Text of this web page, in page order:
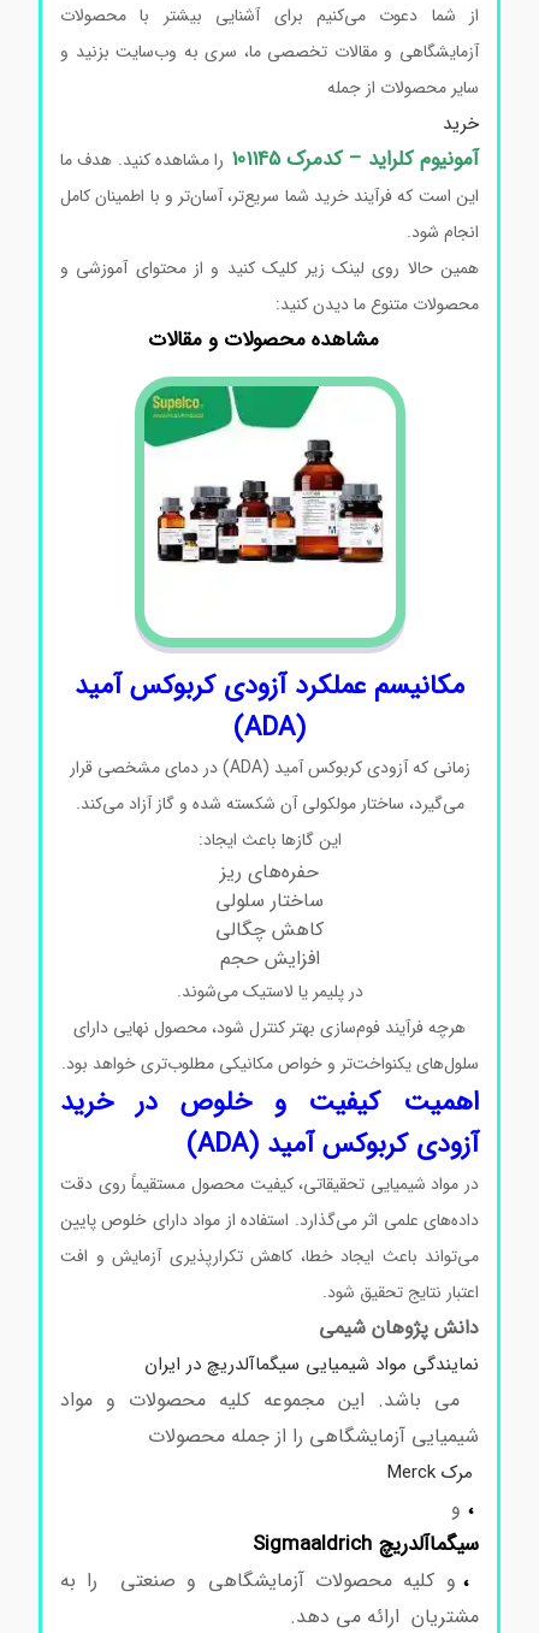
از شما دعوت می‌کنیم برای آشنایی بیشتر با محصولات
آزمایشگاهی و مقالات تخصصی ما، سری به وب‌سایت بزنید و
سایر محصولات از جمله
خرید
آمونیوم کلراید – کدمرک 101145
را مشاهده کنید. هدف ما
این است که فرآیند خرید شما سریع‌تر، آسان‌تر و با اطمینان کامل
انجام شود.
همین حالا روی لینک زیر کلیک کنید و از محتوای آموزشی و
محصولات متنوع ما دیدن کنید:
مشاهده محصولات و مقالات
مکانیسم عملکرد آزودی‌ کربوکس آمید
زمانی که آزودی‌ کربوکس آمید (ADA) در دمای مشخصی قرار
می‌گیرد، ساختار مولکولی آن شکسته شده و گاز آزاد می‌کند.
این گازها باعث ایجاد:
حفره‌های ریز
ساختار سلولی
کاهش چگالی
افزایش حجم
در پلیمر یا لاستیک می‌شوند.
هرچه فرآیند فوم‌سازی بهتر کنترل شود، محصول نهایی دارای
سلول‌های یکنواخت‌تر و خواص مکانیکی مطلوب‌تری خواهد بود.
اهمیت کیفیت و خلوص در خرید
آزودی‌ کربوکس آمید (ADA)
در مواد شیمیایی تحقیقاتی، کیفیت محصول مستقیماً روی دقت
داده‌های علمی اثر می‌گذارد. استفاده از مواد دارای خلوص پایین
می‌تواند باعث ایجاد خطا، کاهش تکرارپذیری آزمایش و افت
اعتبار نتایج تحقیق شود.
دانش پژوهان شیمی
نمایندگی مواد شیمیایی سیگماآلدریچ در ایران
می باشد. این مجموعه کلیه محصولات و مواد
شیمیایی آزمایشگاهی را از جمله محصولات
مرک Merck
سیگماآلدریچ Sigmaaldrich
و کلیه محصولات آزمایشگاهی و صنعتی را به
مشتریان ارائه می دهد.